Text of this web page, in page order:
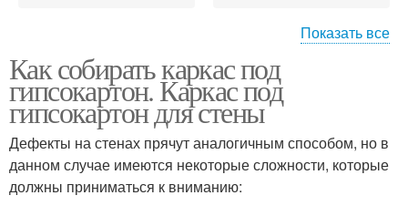
Гипсокартон на стены
деревянных рейках
Реечный каркас
Каркас для подвесного
Показать все
Как собирать каркас под
гипсокартон. Каркас под
гипсокартон для стены
Дефекты на стенах прячут аналогичным способом, но в
данном случае имеются некоторые сложности, которые
должны приниматься к вниманию: